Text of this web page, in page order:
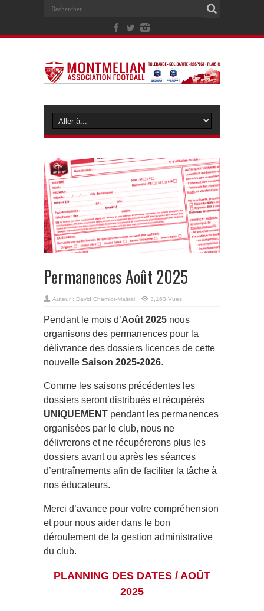
Permanences Août 2025
Auteur : David Chamiot-Maitral 3,163 Vues
Pendant le mois d’Août 2025 nous
organisons des permanences pour la
délivrance des dossiers licences de cette
nouvelle Saison 2025-2026.
Comme les saisons précédentes les
dossiers seront distribués et récupérés
UNIQUEMENT pendant les permanences
organisées par le club, nous ne
délivrerons et ne récupérerons plus les
dossiers avant ou après les séances
d’entraînements afin de faciliter la tâche à
nos éducateurs.
Merci d’avance pour votre compréhension
et pour nous aider dans le bon
déroulement de la gestion administrative
du club.
PLANNING DES DATES / AOÛT
2025